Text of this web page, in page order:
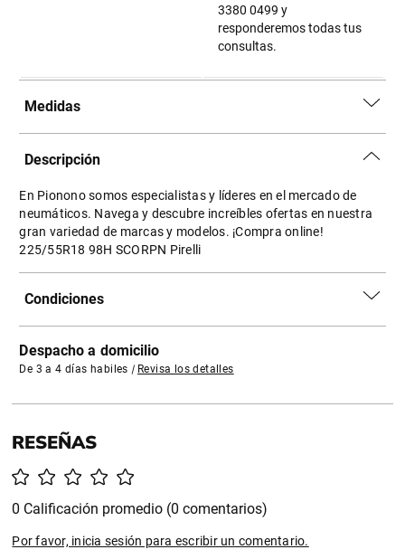
3380 0499 y
responderemos todas tus
consultas.
Medidas
Descripción
En Pionono somos especialistas y líderes en el mercado de
neumáticos. Navega y descubre increíbles ofertas en nuestra
gran variedad de marcas y modelos. ¡Compra online!
225/55R18 98H SCORPN Pirelli
Condiciones
Despacho a domicilio
De 3 a 4 días habiles | Revisa los detalles
0 Calificación promedio (0 comentarios)
Por favor, inicia sesión para escribir un comentario.